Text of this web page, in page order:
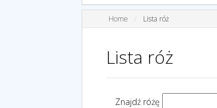
Home Lista róż
Lista róż
Znajdź różę